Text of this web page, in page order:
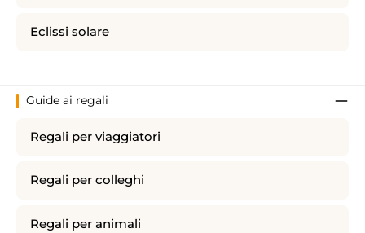
Eclissi solare
Guide ai regali
Regali per viaggiatori
Regali per colleghi
Regali per animali